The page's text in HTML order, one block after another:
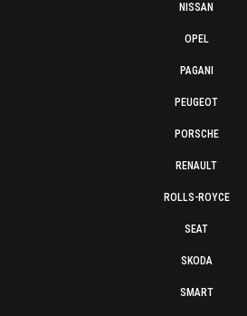
NISSAN
OPEL
PAGANI
PEUGEOT
PORSCHE
RENAULT
ROLLS-ROYCE
SEAT
SKODA
SMART